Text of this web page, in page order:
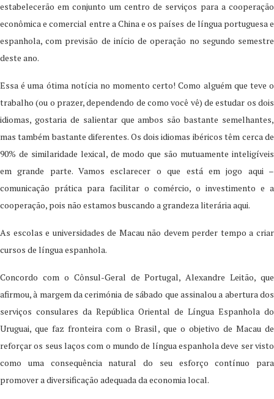
estabelecerão em conjunto um centro de serviços para a cooperação
econômica e comercial entre a China e os países de língua portuguesa e
espanhola, com previsão de início de operação no segundo semestre
deste ano.
Essa é uma ótima notícia no momento certo! Como alguém que teve o
trabalho (ou o prazer, dependendo de como você vê) de estudar os dois
idiomas, gostaria de salientar que ambos são bastante semelhantes,
mas também bastante diferentes. Os dois idiomas ibéricos têm cerca de
90% de similaridade lexical, de modo que são mutuamente inteligíveis
em grande parte. Vamos esclarecer o que está em jogo aqui –
comunicação prática para facilitar o comércio, o investimento e a
cooperação, pois não estamos buscando a grandeza literária aqui.
As escolas e universidades de Macau não devem perder tempo a criar
cursos de língua espanhola.
Concordo com o Cônsul-Geral de Portugal, Alexandre Leitão, que
afirmou, à margem da cerimónia de sábado que assinalou a abertura dos
serviços consulares da República Oriental de Língua Espanhola do
Uruguai, que faz fronteira com o Brasil, que o objetivo de Macau de
reforçar os seus laços com o mundo de língua espanhola deve ser visto
como uma consequência natural do seu esforço contínuo para
promover a diversificação adequada da economia local.